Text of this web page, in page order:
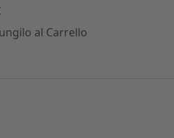
al Carrello